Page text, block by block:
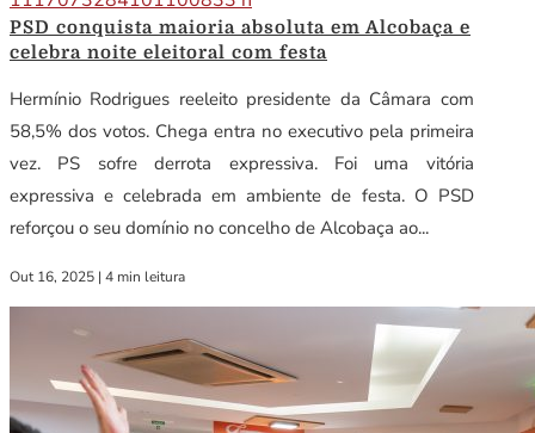
PSD conquista maioria absoluta em Alcobaça e
celebra noite eleitoral com festa
Hermínio Rodrigues reeleito presidente da Câmara com
58,5% dos votos. Chega entra no executivo pela primeira
vez. PS sofre derrota expressiva. Foi uma vitória
expressiva e celebrada em ambiente de festa. O PSD
reforçou o seu domínio no concelho de Alcobaça ao...
Out 16, 2025 | 4 min leitura